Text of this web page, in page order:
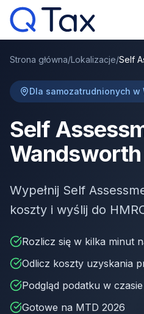
Strona główna/Lokalizacje/Self
Dla samozatrudnionych w
Self
Wandsworth
Wypełnij Self
koszty i wyślij do
Rozlicz się w kilka minut
Odlicz koszty uzyskania
Podgląd podatku w
Gotowe na MTD 2026